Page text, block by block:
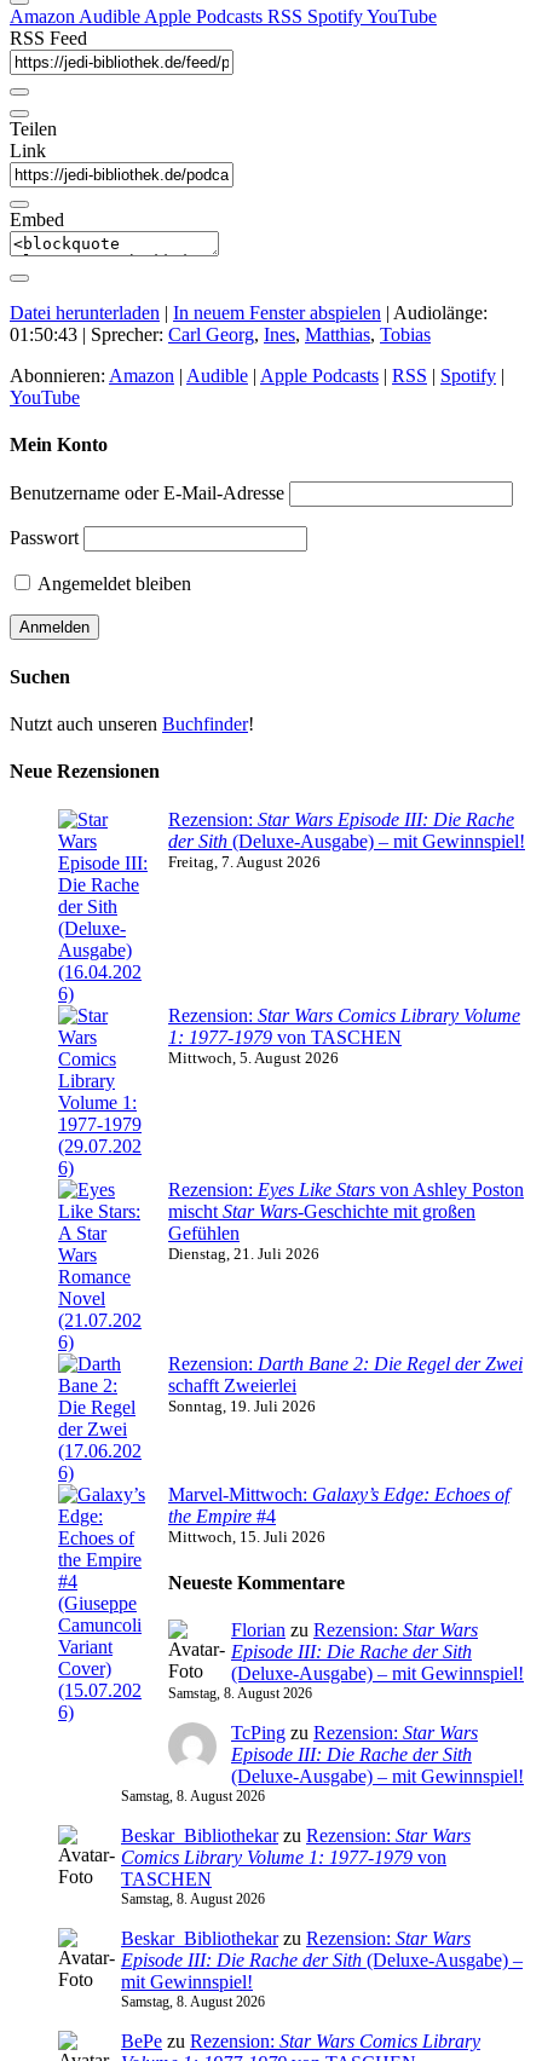
Amazon Audible Apple Podcasts RSS SpotifyYouTube
RSS Feed
Teilen
Link
Embed
Datei herunterladen | In neuem Fenster abspielen | Audiolänge:
01:50:43 | Sprecher: Carl Georg, Ines, Matthias, Tobias
Abonnieren: Amazon | Audible | Apple Podcasts | RSS | Spotify |
YouTube
Mein Konto
Benutzername oder E-Mail-Adresse
Passwort
Angemeldet bleiben
Suchen
Nutzt auch unseren Buchfinder!
Neue Rezensionen
Rezension: Star Wars Episode III: Die Rache
der Sith (Deluxe-Ausgabe) – mit Gewinnspiel!
Freitag, 7. August 2026
Rezension: Star Wars Comics Library Volume
1: 1977-1979 von TASCHEN
Mittwoch, 5. August 2026
Rezension: Eyes Like Stars von Ashley Poston
mischt Star Wars-Geschichte mit großen
Gefühlen
Dienstag, 21. Juli 2026
Rezension: Darth Bane 2: Die Regel der Zwei
schafft Zweierlei
Sonntag, 19. Juli 2026
Marvel-Mittwoch: Galaxy’s Edge: Echoes of
the Empire #4
Mittwoch, 15. Juli 2026
Neueste Kommentare
Florian zu Rezension: Star Wars
Episode III: Die Rache der Sith
(Deluxe-Ausgabe) – mit Gewinnspiel!
Samstag, 8. August 2026
TcPing zu Rezension: Star Wars
Episode III: Die Rache der Sith
(Deluxe-Ausgabe) – mit Gewinnspiel!
Samstag, 8. August 2026
Beskar_Bibliothekarzu Rezension: Star Wars
Comics Library Volume 1: 1977-1979 von
TASCHEN
Samstag, 8. August 2026
Beskar_Bibliothekarzu Rezension: Star Wars
Episode III: Die Rache der Sith (Deluxe-Ausgabe) –
mit Gewinnspiel!
Samstag, 8. August 2026
BePe zu Rezension: Star Wars Comics Library